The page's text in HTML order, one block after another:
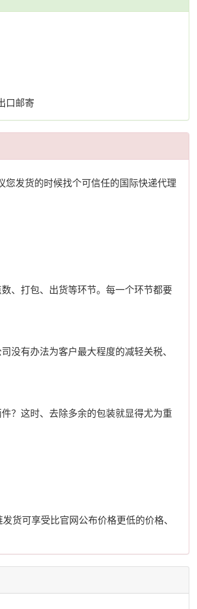
口邮寄
发货的时候找个可信任的国际快递代理
、打包、出货等环节。每一个环节都要
没有办法为客户最大程度的减轻关税、
？这时、去除多余的包装就显得尤为重
货可享受比官网公布价格更低的价格、